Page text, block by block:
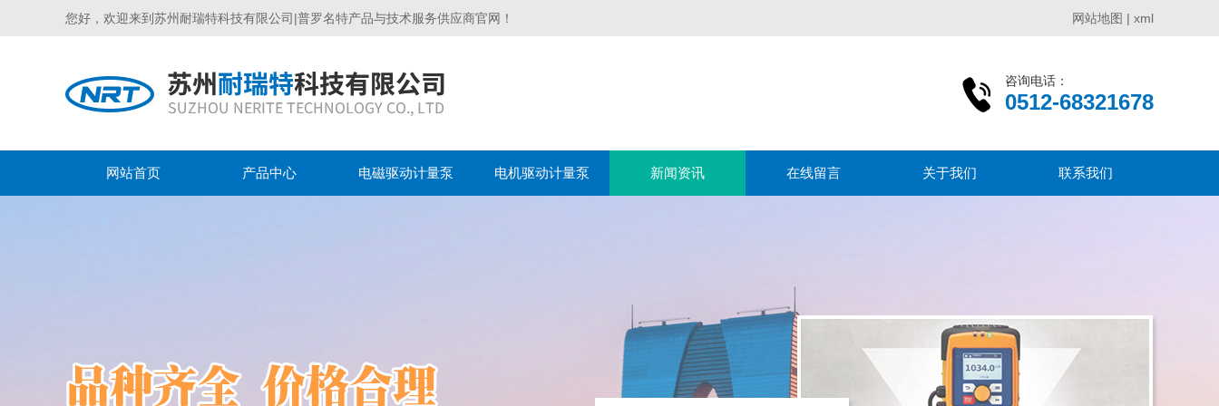
您好，欢迎来到苏州耐瑞特科技有限公司|普罗名特产品与技术服务供应商官网！ 网站地图 | xml
咨询电话：
0512-68321678
网站首页 产品中心 电磁驱动计量泵 电机驱动计量泵 新闻资讯 在线留言 关于我们 联系我们